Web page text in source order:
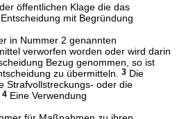
öffentlichen Klage die das
mit Begründung
in Nummer 2 genannten
verworfen worden oder wird darin
Bezug genommen, so ist
zu übermitteln.
3Die
Strafvollstreckungs- oder die
4Eine Verwendung